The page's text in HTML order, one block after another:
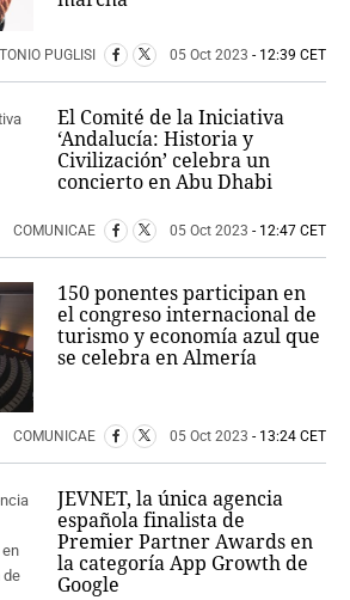
PUGLISI 05 Oct 2023 - 12:39 CET
El Comité de la Iniciativa
‘Andalucía: Historia y
Civilización’ celebra un
concierto en Abu Dhabi
COMUNICAE 05 Oct 2023 - 12:47 CET
150 ponentes participan en
el congreso internacional de
turismo y economía azul que
se celebra en Almería
COMUNICAE 05 Oct 2023 - 13:24 CET
JEVNET, la única agencia
española finalista de
Premier Partner Awards en
la categoría App Growth de
Google